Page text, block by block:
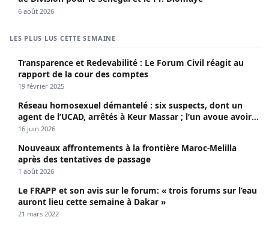
6 août 2026
LES PLUS LUS CETTE SEMAINE
Transparence et Redevabilité : Le Forum Civil réagit au
rapport de la cour des comptes
19 février 2025
Réseau homosexuel démantelé : six suspects, dont un
agent de l’UCAD, arrêtés à Keur Massar ; l’un avoue avoir
propagé le VIH depuis 2018
16 juin 2026
Nouveaux affrontements à la frontière Maroc-Melilla
après des tentatives de passage
1 août 2026
Le FRAPP et son avis sur le forum: « trois forums sur l’eau
auront lieu cette semaine à Dakar »
21 mars 2022